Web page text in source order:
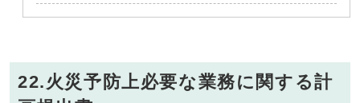
22.火災予防上必要な業務に関する計